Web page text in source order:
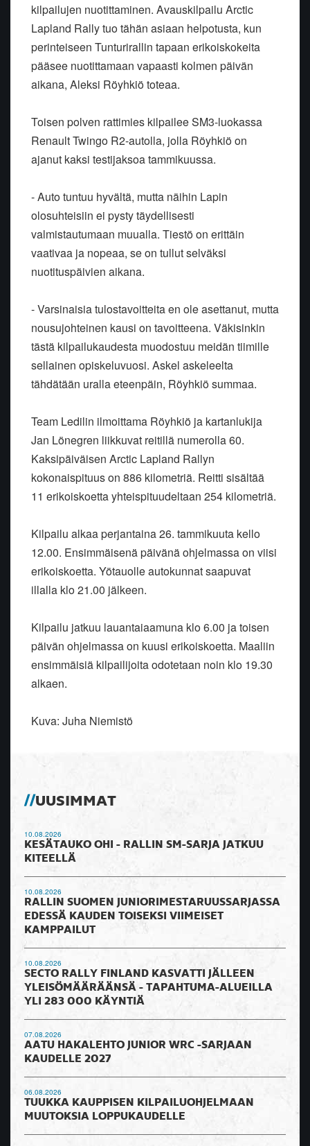
kilpailujen nuotittaminen. Avauskilpailu Arctic
Lapland Rally tuo tähän asiaan helpotusta, kun
perinteiseen Tunturirallin tapaan erikoiskokeita
pääsee nuotittamaan vapaasti kolmen päivän
aikana, Aleksi Röyhkiö toteaa.
Toisen polven rattimies kilpailee SM3-luokassa
Renault Twingo R2-autolla, jolla Röyhkiö on
ajanut kaksi testijaksoa tammikuussa.
- Auto tuntuu hyvältä, mutta näihin Lapin
olosuhteisiin ei pysty täydellisesti
valmistautumaan muualla. Tiestö on erittäin
vaativaa ja nopeaa, se on tullut selväksi
nuotituspäivien aikana.
- Varsinaisia tulostavoitteita en ole asettanut, mutta
nousujohteinen kausi on tavoitteena. Väkisinkin
tästä kilpailukaudesta muodostuu meidän tiimille
sellainen opiskeluvuosi. Askel askeleelta
tähdätään uralla eteenpäin, Röyhkiö summaa.
Team Ledilin ilmoittama Röyhkiö ja kartanlukija
Jan Lönegren liikkuvat reitillä numerolla 60.
Kaksipäiväisen Arctic Lapland Rallyn
kokonaispituus on 886 kilometriä. Reitti sisältää
11 erikoiskoetta yhteispituudeltaan 254 kilometriä.
Kilpailu alkaa perjantaina 26. tammikuuta kello
12.00. Ensimmäisenä päivänä ohjelmassa on viisi
erikoiskoetta. Yötauolle autokunnat saapuvat
illalla klo 21.00 jälkeen.
Kilpailu jatkuu lauantaiaamuna klo 6.00 ja toisen
päivän ohjelmassa on kuusi erikoiskoetta. Maaliin
ensimmäisiä kilpailijoita odotetaan noin klo 19.30
alkaen.
Kuva: Juha Niemistö
UUSIMMAT
10.08.2026
KESÄTAUKO OHI - RALLIN SM-SARJA JATKUU
KITEELLÄ
10.08.2026
RALLIN SUOMEN JUNIORIMESTARUUSSARJASSA
EDESSÄ KAUDEN TOISEKSI VIIMEISET
KAMPPAILUT
10.08.2026
SECTO RALLY FINLAND KASVATTI JÄLLEEN
YLEISÖMÄÄRÄÄNSÄ - TAPAHTUMA-ALUEILLA
YLI 283 000 KÄYNTIÄ
07.08.2026
AATU HAKALEHTO JUNIOR WRC -SARJAAN
KAUDELLE 2027
06.08.2026
TUUKKA KAUPPISEN KILPAILUOHJELMAAN
MUUTOKSIA LOPPUKAUDELLE